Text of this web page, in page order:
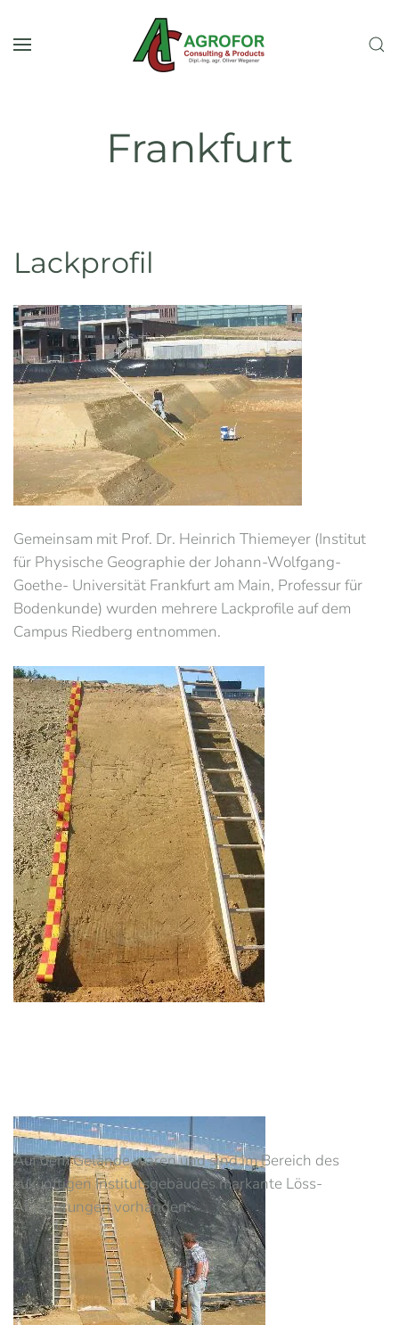
Zum Hauptinhalt springen
Frankfurt
Lackprofil
Gemeinsam mit Prof. Dr. Heinrich Thiemeyer (Institut
für Physische Geographie der Johann-Wolfgang-
Goethe- Universität Frankfurt am Main, Professur für
Bodenkunde) wurden mehrere Lackprofile auf dem
Campus Riedberg entnommen.
Auf dem Gelände waren und sind im Bereich des
zukünftigen Institutsgebäudes markante Löss-
Ablagerungen vorhanden.